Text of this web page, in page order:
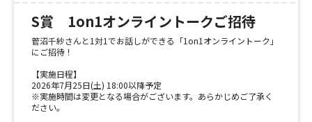
S賞 1on1オンライントークご招待
菅沼千紗さんと1対1でお話しができる「1on1オンライントーク」
にご招待！
【実施日程】
2026年7月25日(土) 18:00以降予定
※実施時間は変更となる場合がございます。あらかじめご了承く
ださい。